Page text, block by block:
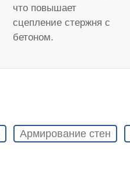
что повышает
сцепление стержня с
бетоном.
Армирование стен